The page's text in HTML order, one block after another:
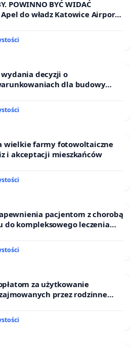
POWINNO BYĆ WIDAĆ
Apel do władz Katowice Airport
HIDDEN DISABILITIES
decyzji o
dla budowy
biometanu „Krynki” w
wielkie farmy fotowoltaiczne
i akceptacji mieszkańców
pacjentom z chorobą
do kompleksowego leczenia
za użytkowanie
przez rodzinne